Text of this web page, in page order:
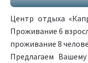
Центр отдыха
Проживание 6
проживание 8
Предлагаем